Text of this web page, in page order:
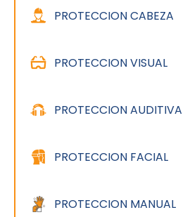
PROTECCION CABEZA
PROTECCION VISUAL
PROTECCION AUDITIVA
PROTECCION FACIAL
PROTECCION MANUAL